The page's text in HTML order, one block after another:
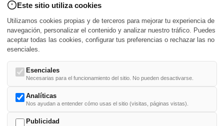
Dustin Hoffman (89)
Martin Brest (75)
Adam Roarke (89)
Jimmy Jean-Louis (58)
Ken Baumann (37)
Nacimientos y estrenos en la fecha
DD/MM /
-U- V- W- X - -
Este sitio utiliza cookies
Utilizamos cookies propias y de terceros para mejorar tu experiencia de
navegación, personalizar el contenido y analizar nuestro tráfico. Puedes
aceptar todas las cookies, configurar tus preferencias o rechazar las no
esenciales.
Esenciales
Necesarias para el funcionamiento del sitio. No pueden desactivarse.
Analíticas
Nos ayudan a entender cómo usas el sitio (visitas, páginas vistas).
Publicidad